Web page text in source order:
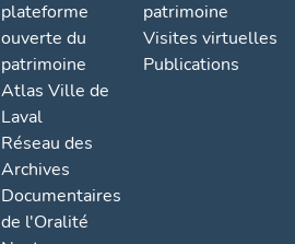
plateforme
ouverte du
patrimoine
Atlas Ville de
Laval
Réseau des
Archives
Documentaires
de l'Oralité
patrimoine
Visites virtuelles
Publications